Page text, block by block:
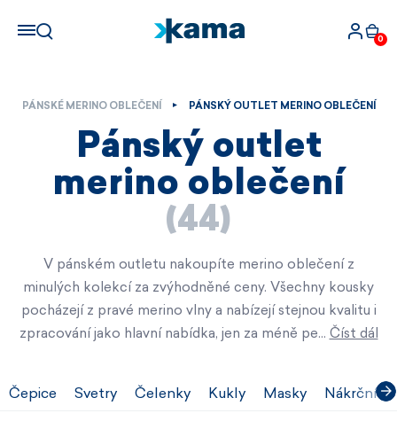
0
PÁNSKÉ MERINO OBLEČENÍ PÁNSKÝ OUTLET MERINO OBLEČENÍ
Pánský outlet
merino oblečení
(44)
V pánském outletu nakoupíte merino oblečení z
minulých kolekcí za zvýhodněné ceny. Všechny kousky
pocházejí z pravé merino vlny a nabízejí stejnou kvalitu i
zpracování jako hlavní nabídka, jen za méně pe… Číst dál
Čepice Svetry Čelenky Kukly Masky Nákrčníky